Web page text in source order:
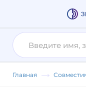
Главная